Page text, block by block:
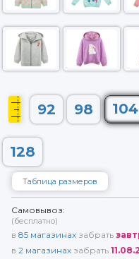
92 98 104
128
Таблица размеров
Самовывоз:
(бесплатно)
в 85 магазинах забрать
в 2 магазинах забрать